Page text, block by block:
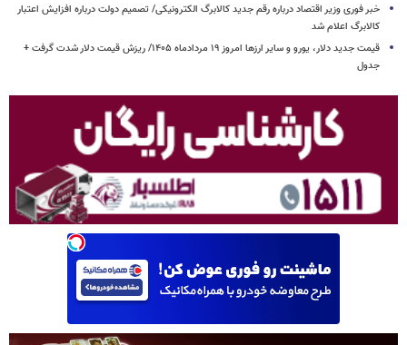
خبر فوری وزیر اقتصاد درباره رقم جدید کالابرگ الکترونیکی/ تصمیم دولت درباره افزایش اعتبار
کالابرگ اعلام شد
قیمت جدید دلار، یورو و سایر ارزها امروز ۱۹ مردادماه ۱۴۰۵/ ریزش قیمت دلار شدت گرفت +
جدول